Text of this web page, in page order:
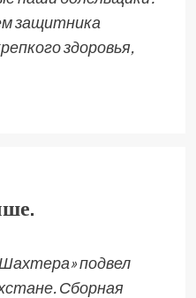
защитника
здоровья,
подвел
Сборная